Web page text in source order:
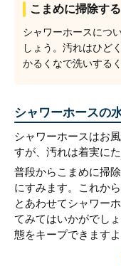
こまめに掃除する
シャワーホースにつ
しょう。汚れはひど
かるくなで洗いする
シャワーホースの
シャワーホースはお
すが、汚れは着実にた
普段からこまめに掃
にすみます。これか
とあわせてシャワー
てみてはいかがでし
態をキープできますよ